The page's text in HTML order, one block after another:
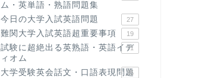
ム・英単語・熟語問題集
今日の大学入試英語問題 27
難関大学入試英語超重要事項 19
試験に超絶出る英熟語・英語イデ
ィオム
71
大学受験英会話文・口語表現問題
35